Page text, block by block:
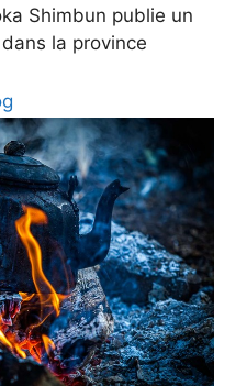
Shimbun publie un
la province